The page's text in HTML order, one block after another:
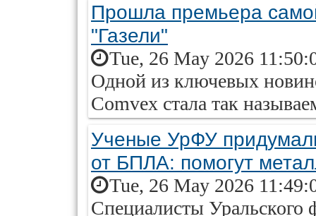
Прошла премьера
"Газели"
Tue, 26 May 2026
Одной из ключевых
Comvex стала так
Ученые УрФУ
от БПЛА: помогут
Tue, 26 May 2026
Специалисты Уральского